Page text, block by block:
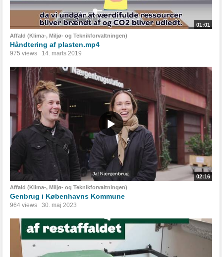
01:01
Affald (Klima-, Miljø- og Teknikforvaltningen)
Håndtering af plasten.mp4
975 views 14. marts 2019
02:16
Affald (Klima-, Miljø- og Teknikforvaltningen)
Genbrug i Københavns Kommune
964 views 30. maj 2023